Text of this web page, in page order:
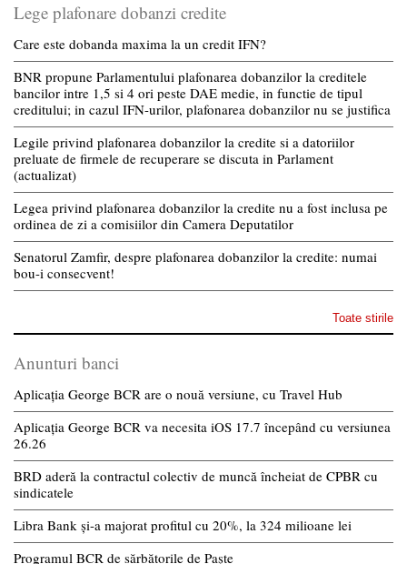
Lege plafonare dobanzi credite
Care este dobanda maxima la un credit IFN?
BNR propune Parlamentului plafonarea dobanzilor la creditele
bancilor intre 1,5 si 4 ori peste DAE medie, in functie de tipul
creditului; in cazul IFN-urilor, plafonarea dobanzilor nu se justifica
Legile privind plafonarea dobanzilor la credite si a datoriilor
preluate de firmele de recuperare se discuta in Parlament
(actualizat)
Legea privind plafonarea dobanzilor la credite nu a fost inclusa pe
ordinea de zi a comisiilor din Camera Deputatilor
Senatorul Zamfir, despre plafonarea dobanzilor la credite: numai
bou-i consecvent!
Toate stirile
Anunturi banci
Aplicația George BCR are o nouă versiune, cu Travel Hub
Aplicația George BCR va necesita iOS 17.7 începând cu versiunea
26.26
BRD aderă la contractul colectiv de muncă încheiat de CPBR cu
sindicatele
Libra Bank și-a majorat profitul cu 20%, la 324 milioane lei
Programul BCR de sărbătorile de Paște